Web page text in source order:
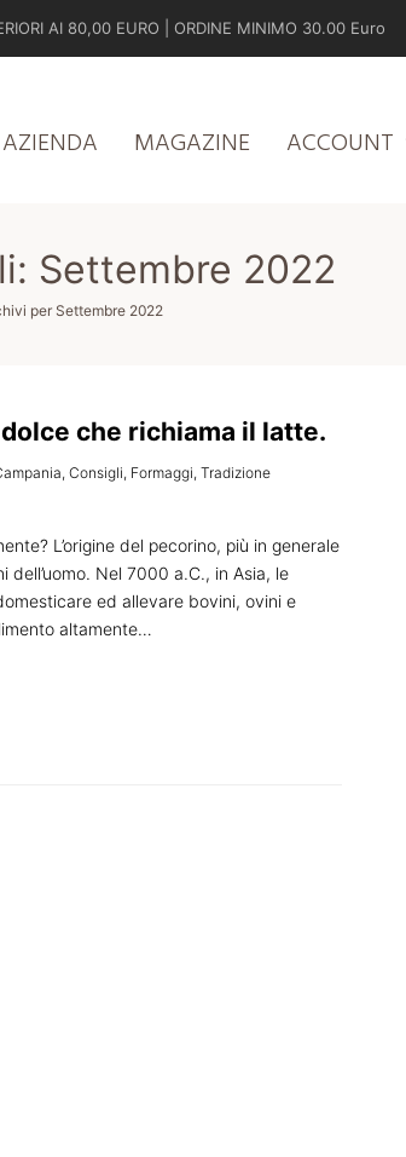
AI 80,00 EURO | ORDINE MINIMO 30.00 Euro
AZIENDA MAGAZINE ACCOUNT
Settembre 2022
per Settembre 2022
che richiama il latte.
, Consigli, Formaggi, Tradizione
L’origine del pecorino, più in generale
Nel 7000 a.C., in Asia, le
ed allevare bovini, ovini e
altamente…